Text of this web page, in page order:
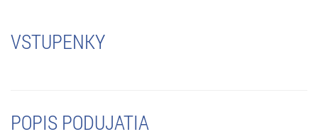
VSTUPENKY
POPIS PODUJATIA